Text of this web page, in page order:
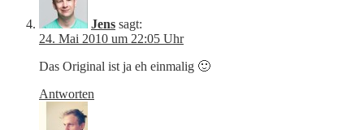
Jens sagt:
24. Mai 2010 um 22:05 Uhr
Das Original ist ja eh einmalig 🙂
Antworten